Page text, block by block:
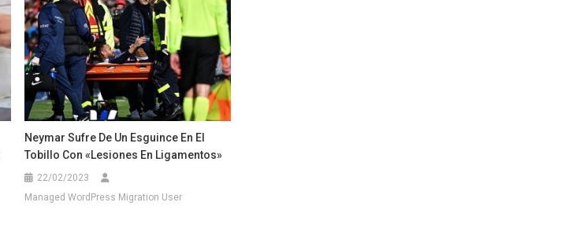
Neymar Sufre De Un Esguince En El
Tobillo Con «lesiones En Ligamentos»
22/02/2023
Managed WordPress Migration User